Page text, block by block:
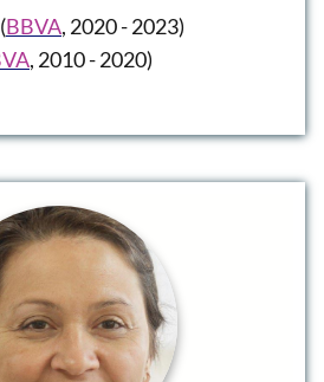
BBVA, 2020 - 2023)
, 2010 - 2020)